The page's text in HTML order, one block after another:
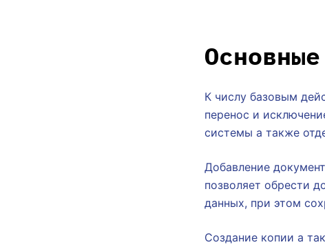
К числу базовым
перенос и
системы а также
Добавление
позволяет обрести
данных, при этом
Создание копии а